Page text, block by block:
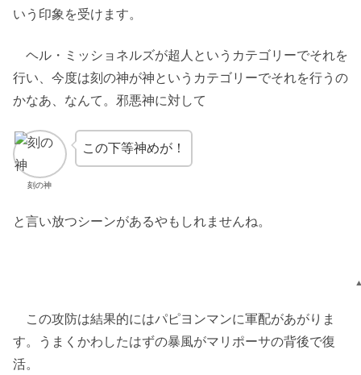
いう印象を受けます。
ヘル・ミッショネルズが超人というカテゴリーでそれを
行い、今度は刻の神が神というカテゴリーでそれを行うの
かなあ、なんて。邪悪神に対して
刻の神
この下等神めが！
と言い放つシーンがあるやもしれませんね。
この攻防は結果的にはパピヨンマンに軍配があがりま
す。うまくかわしたはずの暴風がマリポーサの背後で復
活。